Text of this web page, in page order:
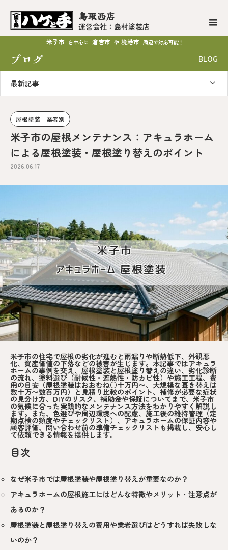
鳥取西店
運営会社：島村塗装店
米子市 を中心に 倉吉市 や 境港市 周辺で対応可能！
ブログ BLOG
最新記事
屋根塗装 業者別
米子市の屋根メンテナンス：アキュラホーム
による屋根塗装・屋根塗り替えのポイント
2026.06.17
米子市の住宅で屋根の劣化が進むと雨漏りや断熱低下、外観悪
化、資産価値の下落などの被害が生じます。本記事ではアキュラ
ホームの事例を交え、屋根塗装と屋根塗り替えの違い、劣化診断
の流れ、塗料選び（耐候性・遮熱性・防カビ性）や施工工程、費
用の目安（屋根塗装はおおむね○十万円〜、大規模な葺き替えは
数十万〜数百万円）と見積り比較のポイント、補修が必要な症状
の見分け方、DIYのリスク、補助金や保証についてまで、米子市
の気候に合った実践的なメンテナンス方法をわかりやすく解説し
ます。また、色選びや周辺環境への配慮、施工後の維持管理（定
期点検の頻度やチェックリスト）、アキュラホームの保証内容や
顧客評価、問い合わせ前の準備チェックリストも掲載し、安心し
て依頼できる情報を提供します。
目次
なぜ米子市では屋根塗装や屋根塗り替えが重要なのか？
アキュラホームの屋根施工にはどんな特徴やメリット・注意点が
あるのか？
屋根塗装と屋根塗り替えの費用や業者選びはどうすれば失敗しな
いのか？